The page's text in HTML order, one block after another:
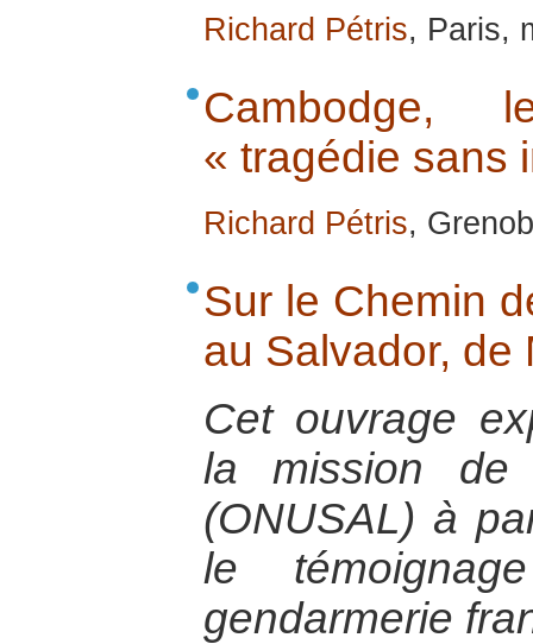
Richard Pétris, Paris,
Cambodge,
« tragédie sans
Richard Pétris,
Sur le Chemin
au Salvador, de
Cet ouvrage
la mission de
(ONUSAL) à
le
gendarmerie